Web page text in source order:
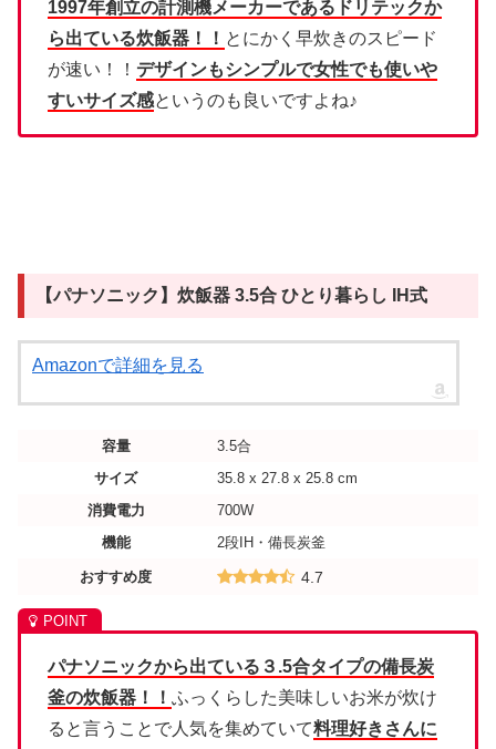
1997年創立の計測機メーカーであるドリテックか
ら出ている炊飯器！！ とにかく早炊きのスピード
が速い！！ デザインもシンプルで女性でも使いや
すいサイズ感というのも良いですよね♪
【パナソニック】炊飯器 3.5合 ひとり暮らし IH式
Amazonで詳細を見る
容量
3.5合
サイズ
35.8 x 27.8 x 25.8 cm
消費電力
700W
機能
2段IH・備長炭釜
おすすめ度 4.7
パナソニックから出ている３.5合タイプの備長炭
釜の炊飯器！！ ふっくらした美味しいお米が炊け
ると言うことで人気を集めていて料理好きさんに